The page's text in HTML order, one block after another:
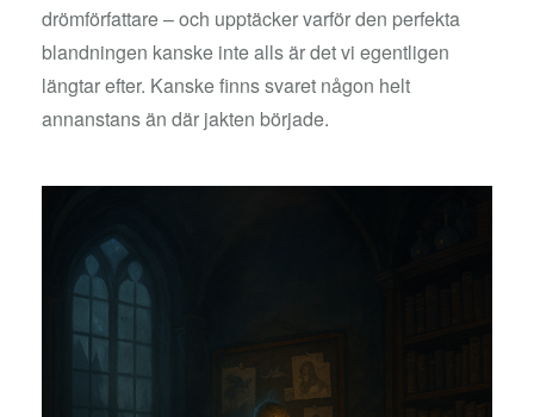
drömförfattare – och upptäcker varför den perfekta
blandningen kanske inte alls är det vi egentligen
längtar efter. Kanske finns svaret någon helt
annanstans än där jakten började.